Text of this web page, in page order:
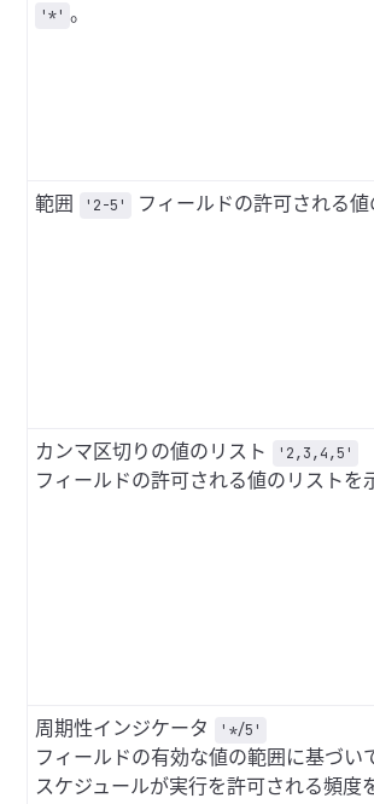
'*' 。
範囲 '2-5' フィールドの許可される
カンマ区切りの値のリスト '2,3,4,5'
フィールドの許可される値のリストを
周期性インジケータ '*/5'
フィールドの有効な値の範囲に基づい
スケジュールが実行を許可される頻度